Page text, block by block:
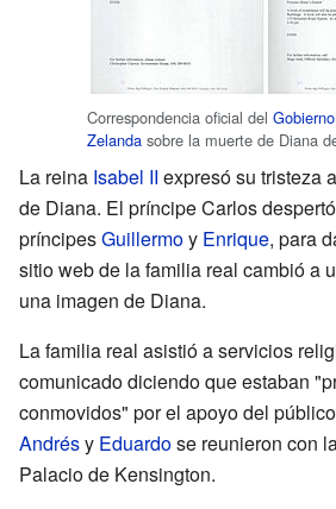
Correspondencia oficial del
Zelanda sobre la muerte de Diana
La reina Isabel II expresó su tristeza
de Diana. El príncipe Carlos
príncipesGuillermoy Enrique, para
sitio web de la familia real cambió a
una imagen de Diana.
La familia real asistió a servicios
comunicado diciendo que estaban
conmovidos" por el apoyo del
Andrésy Eduardose reunieron con
Palacio de Kensington.